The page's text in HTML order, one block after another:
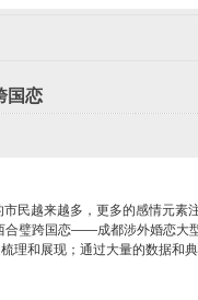
国恋
民越来越多，更多的感情元素
合璧跨国恋——成都涉外婚恋大
理和展现；通过大量的数据和